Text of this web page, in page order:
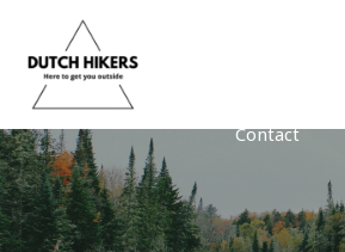
inhoud
Contact